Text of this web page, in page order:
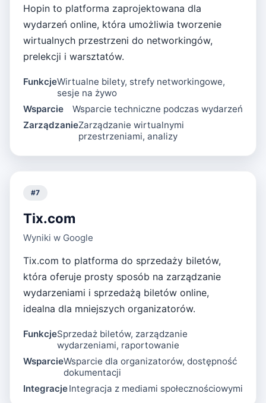
Hopin to platforma zaprojektowana dla
wydarzeń online, która umożliwia tworzenie
wirtualnych przestrzeni do networkingów,
prelekcji i warsztatów.
FunkcjeWirtualne bilety, strefy networkingowe,
sesje na żywo
Wsparcie
Wsparcie techniczne podczas wydarzeń
ZarządzanieZarządzanie wirtualnymi
przestrzeniami, analizy
#7
Tix.com
Wyniki w Google
Tix.com to platforma do sprzedaży biletów,
która oferuje prosty sposób na zarządzanie
wydarzeniami i sprzedażą biletów online,
idealna dla mniejszych organizatorów.
FunkcjeSprzedaż biletów, zarządzanie
wydarzeniami, raportowanie
WsparcieWsparcie dla organizatorów, dostępność
dokumentacji
IntegracjeIntegracja z mediami społecznościowymi